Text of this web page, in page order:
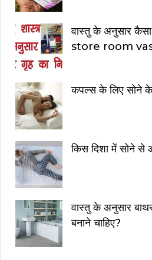
वास्तु के अनुसार कैसा
store room
कपल्स के लिए सोने
किस दिशा में सोने
वास्तु के अनुसार
बनाने चाहिए?